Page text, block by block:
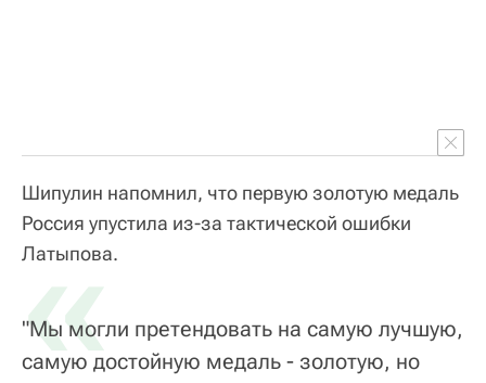
Шипулин напомнил, что первую золотую медаль
Россия упустила из-за тактической ошибки
Латыпова.
«
"Мы могли претендовать на самую лучшую,
самую достойную медаль - золотую, но